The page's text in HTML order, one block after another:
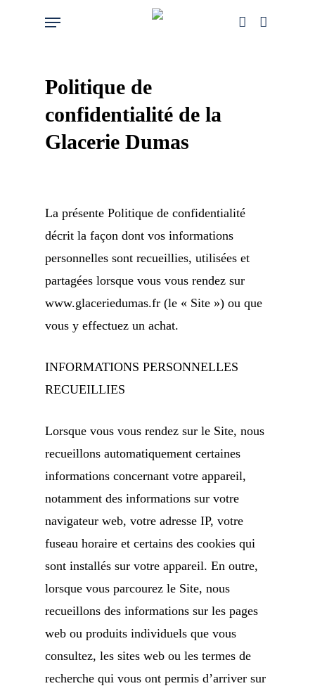
Menu
Politique de
confidentialité de la
Glacerie Dumas
La présente Politique de confidentialité
décrit la façon dont vos informations
personnelles sont recueillies, utilisées et
partagées lorsque vous vous rendez sur
www.glaceriedumas.fr (le « Site ») ou que
vous y effectuez un achat.
INFORMATIONS PERSONNELLES
RECUEILLIES
Lorsque vous vous rendez sur le Site, nous
recueillons automatiquement certaines
informations concernant votre appareil,
notamment des informations sur votre
navigateur web, votre adresse IP, votre
fuseau horaire et certains des cookies qui
sont installés sur votre appareil. En outre,
lorsque vous parcourez le Site, nous
recueillons des informations sur les pages
web ou produits individuels que vous
consultez, les sites web ou les termes de
recherche qui vous ont permis d’arriver sur